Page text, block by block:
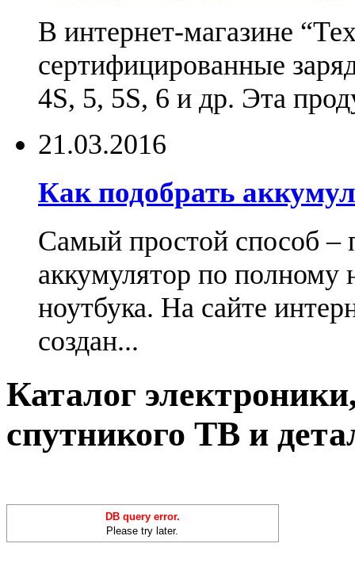
В интернет-магазине
сертифицированные
4S, 5, 5S, 6 и др. Эта
21.03.2016
Как подобрать
Самый простой способ –
аккумулятор по
ноутбука. На сайте
создан...
Каталог
спутникого ТВ и
DB query error.
Please try later.